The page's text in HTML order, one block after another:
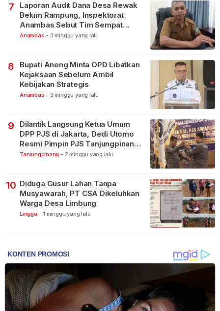
7
Laporan Audit Dana Desa Rewak
Belum Rampung, Inspektorat
Anambas Sebut Tim Sempat
Terbagi Tangani Kasus Lain
Anambas - 3 minggu yang lalu
8
Bupati Aneng Minta OPD Libatkan
Kejaksaan Sebelum Ambil
Kebijakan Strategis
Anambas - 3 minggu yang lalu
9
Dilantik Langsung Ketua Umum
DPP PJS di Jakarta, Dedi Utomo
Resmi Pimpin PJS Tanjungpinang-
Bintan
Tanjungpinang - 2 minggu yang lalu
10 Diduga Gusur Lahan Tanpa
Musyawarah, PT CSA Dikeluhkan
Warga Desa Limbung
Lingga - 1 minggu yang lalu